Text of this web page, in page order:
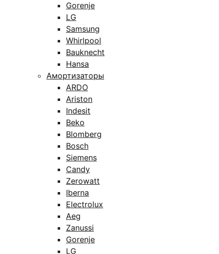
Gorenje
LG
Samsung
Whirlpool
Bauknecht
Hansa
Амортизаторы
ARDO
Ariston
Indesit
Beko
Blomberg
Bosch
Siemens
Candy
Zerowatt
Iberna
Electrolux
Aeg
Zanussi
Gorenje
LG